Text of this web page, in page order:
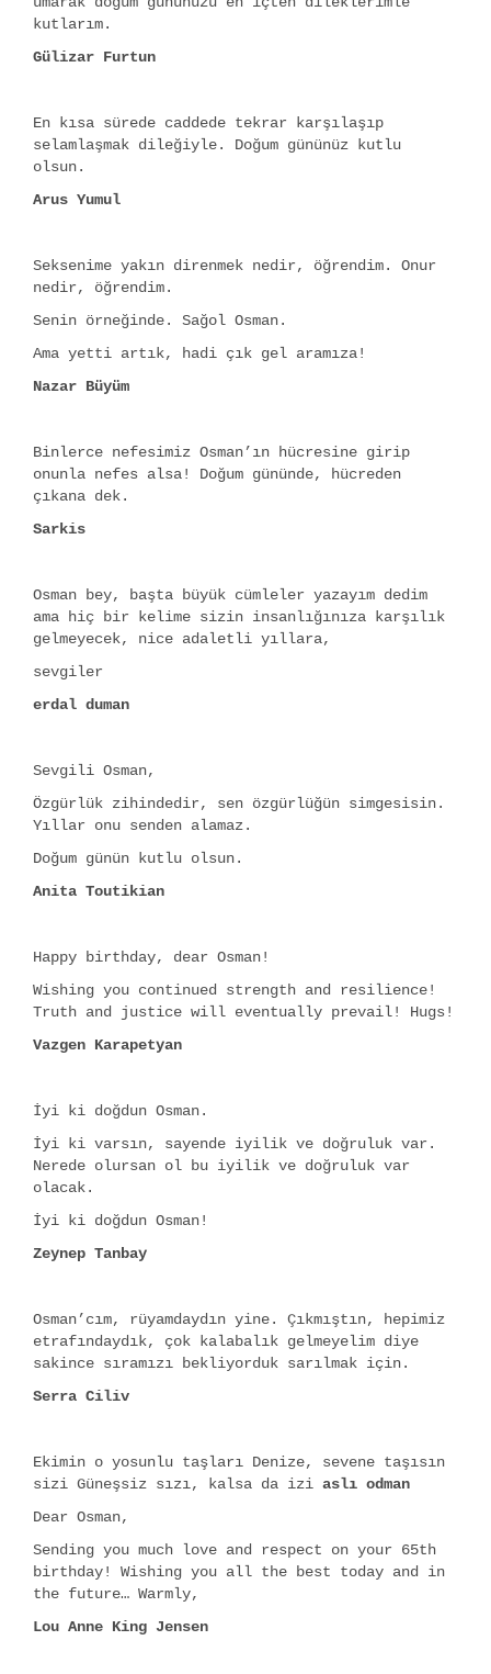
kutlarım.
Gülizar Furtun
En kısa sürede caddede tekrar karşılaşıp
selamlaşmak dileğiyle. Doğum gününüz kutlu
olsun.
Arus Yumul
Seksenime yakın direnmek nedir, öğrendim. Onur
nedir, öğrendim.
Senin örneğinde. Sağol Osman.
Ama yetti artık, hadi çık gel aramıza!
Nazar Büyüm
Binlerce nefesimiz Osman’ın hücresine girip
onunla nefes alsa! Doğum gününde, hücreden
çıkana dek.
Sarkis
Osman bey, başta büyük cümleler yazayım dedim
ama hiç bir kelime sizin insanlığınıza karşılık
gelmeyecek, nice adaletli yıllara,
sevgiler
erdal duman
Sevgili Osman,
Özgürlük zihindedir, sen özgürlüğün simgesisin.
Yıllar onu senden alamaz.
Doğum günün kutlu olsun.
Anita Toutikian
Happy birthday, dear Osman!
Wishing you continued strength and resilience!
Truth and justice will eventually prevail! Hugs!
Vazgen Karapetyan
İyi ki doğdun Osman.
İyi ki varsın, sayende iyilik ve doğruluk var.
Nerede olursan ol bu iyilik ve doğruluk var
olacak.
İyi ki doğdun Osman!
Zeynep Tanbay
Osman’cım, rüyamdaydın yine. Çıkmıştın, hepimiz
etrafındaydık, çok kalabalık gelmeyelim diye
sakince sıramızı bekliyorduk sarılmak için.
Serra Ciliv
Ekimin o yosunlu taşları Denize, sevene taşısın
sizi Güneşsiz sızı, kalsa da izi aslı odman
Dear Osman,
Sending you much love and respect on your 65th
birthday! Wishing you all the best today and in
the future… Warmly,
Lou Anne King Jensen